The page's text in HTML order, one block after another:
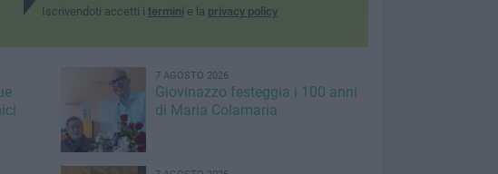
Iscrivendoti accetti i termini e la privacy policy
7 AGOSTO 2026
Giovinazzo festeggia i 100 anni
di Maria Colamaria